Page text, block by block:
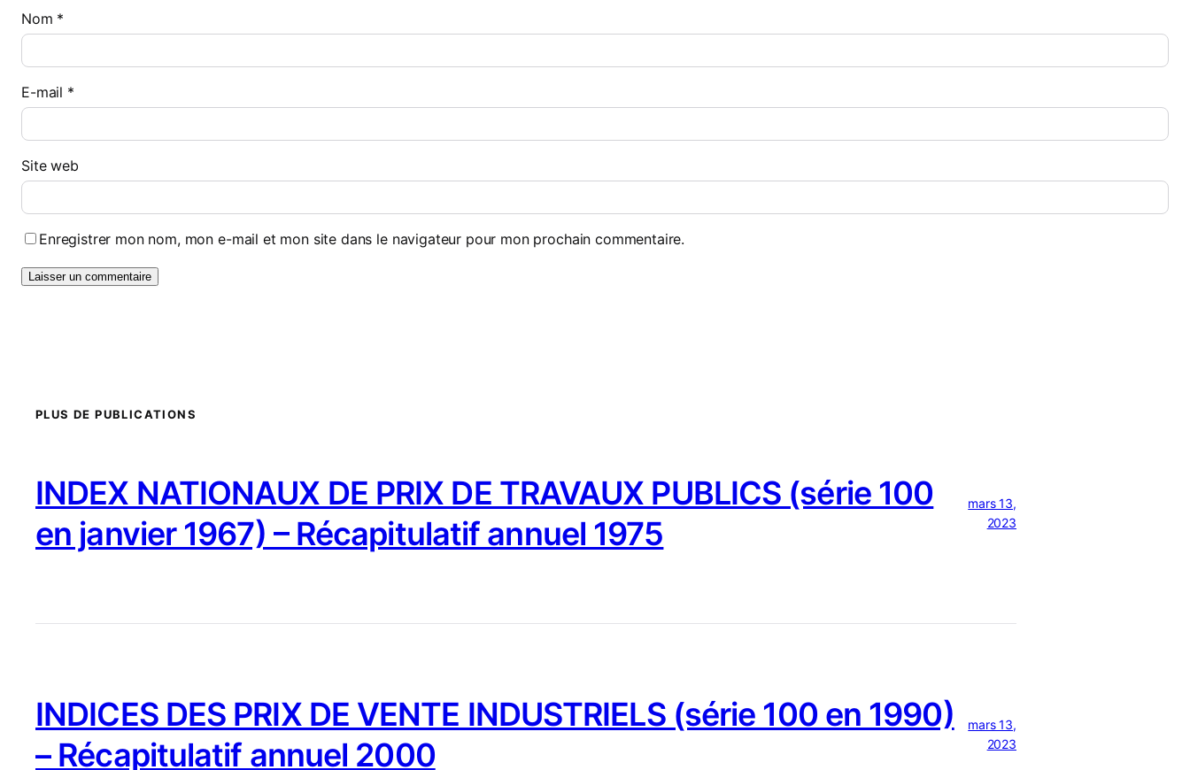
Nom *
E-mail *
Site web
Enregistrer mon nom, mon e-mail et mon site dans le navigateur pour mon prochain commentaire.
PLUS DE PUBLICATIONS
INDEX NATIONAUX DE PRIX DE TRAVAUX PUBLICS (série 100
en janvier 1967) – Récapitulatif annuel 1975
mars 13,
2023
INDICES DES PRIX DE VENTE INDUSTRIELS (série 100 en 1990)
– Récapitulatif annuel 2000
mars 13,
2023